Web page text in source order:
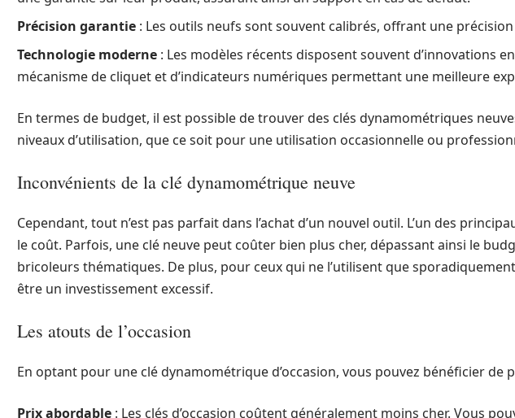
Précision garantie : Les outils neufs sont souvent calibrés, offrant une précision
Technologie moderne : Les modèles récents disposent souvent d’innovations
mécanisme de cliquet et d’indicateurs numériques permettant une meilleure
En termes de budget, il est possible de trouver des clés dynamométriques
niveaux d’utilisation, que ce soit pour une utilisation occasionnelle ou
Inconvénients de la clé dynamométrique neuve
Cependant, tout n’est pas parfait dans l’achat d’un nouvel outil. L’un des
le coût. Parfois, une clé neuve peut coûter bien plus cher, dépassant ainsi le
bricoleurs thématiques. De plus, pour ceux qui ne l’utilisent que
être un investissement excessif.
Les atouts de l’occasion
En optant pour une clé dynamométrique d’occasion, vous pouvez bénéficier de
Prix abordable : Les clés d’occasion coûtent généralement moins cher. Vous